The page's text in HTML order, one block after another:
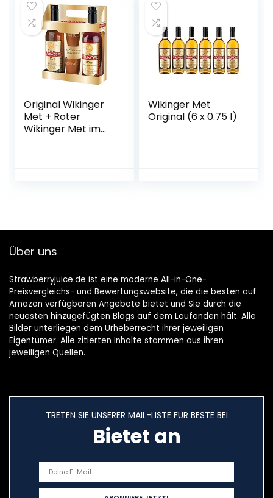
Original Wikinger
Met + Roter
Wikinger Met im
fruchtig
Original
Wikinger Met
Original (6 x 0.75 l)
Über uns
Strawberryjuice.de ist eine moderne All-in-One-
Preisvergleichs- und Bewertungswebsite, die die besten auf
Amazon verfügbaren Angebote bietet und Sie durch die
neuesten hinzugefügten Blogs auf dem Laufenden hält. Alle
Bilder unterliegen dem Urheberrecht ihrer jeweiligen
Eigentümer. Alle zitierten Inhalte stammen aus ihren
jeweiligen Quellen.
TRETEN SIE UNSERER MAIL-LISTE FÜR BESTE BEI
Bietet an